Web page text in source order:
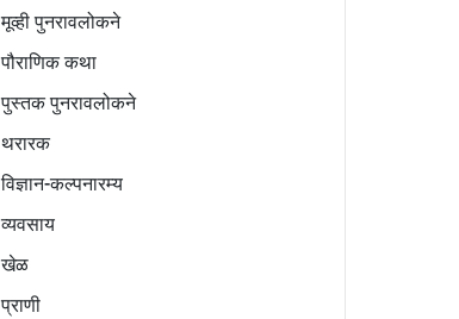
मूव्ही पुनरावलोकने
पौराणिक कथा
पुस्तक पुनरावलोकने
थरारक
विज्ञान-कल्पनारम्य
व्यवसाय
खेळ
प्राणी